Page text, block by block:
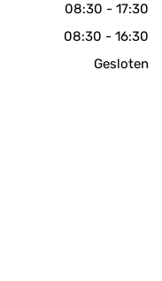
08:30 - 17:30
08:30 - 16:30
Gesloten